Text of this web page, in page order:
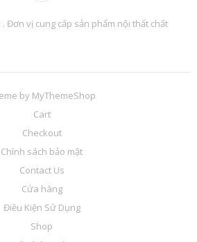
Đơn vị cung cấp sản phẩm nội thất chất
by MyThemeShop
Cart
Checkout
Chính sách bảo mật
Contact Us
Cửa hàng
Điều Kiện Sử Dụng
Shop